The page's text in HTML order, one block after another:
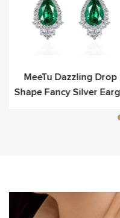
MeeTu Dazzling Drop
Shape Fancy Silver